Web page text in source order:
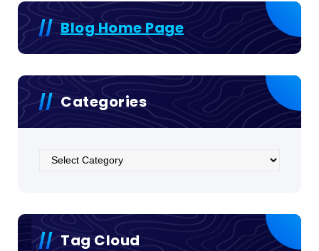
Blog Home Page
Categories
Categories
Tag Cloud